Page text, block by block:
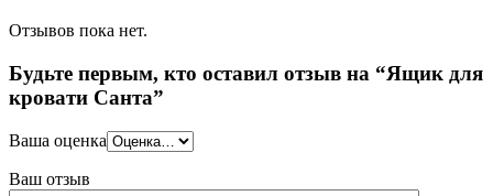
Отзывов пока нет.
Будьте первым, кто оставил отзыв на “Ящик для
кровати Санта”
Ваша оценка
Ваш отзыв